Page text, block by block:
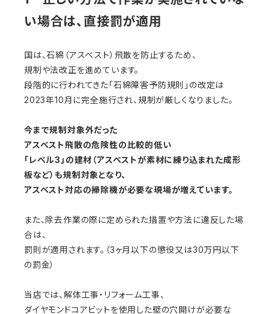
い場合は、直接罰が適用
国は、石綿（アスベスト）飛散を防止するため、
規制や法改正を進めています。
段階的に行われてきた「石綿障害予防規則」の改定は
2023年10月に完全施行され、規制が厳しくなりました。
今まで規制対象外だった
アスベスト飛散の危険性の比較的低い
「レベル3」の建材（アスベストが素材に練り込まれた成形
板など）も規制対象となり、
アスベスト対応の掃除機が必要な現場が増えています。
また、除去作業の際に定められた措置や方法に違反した場
合は、
罰則が適用されます。（3ヶ月以下の懲役又は30万円以下
の罰金）
当店では、解体工事・リフォーム工事、
ダイヤモンドコアビットを使用した壁の穴開けが必要な